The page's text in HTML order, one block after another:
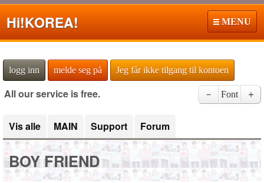
Hi!KOREA! MENU
logg inn melde seg på Jeg får ikke tilgang til kontoen
All our service is free. － Font ＋
Vis alle MAIN Support Forum
BOY FRIEND